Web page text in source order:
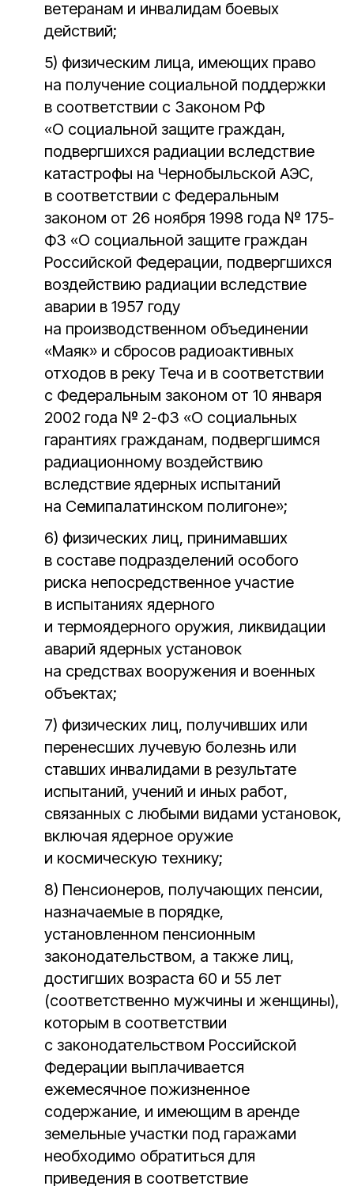
ветеранам и инвалидам боевых
действий;
5) физическим лица, имеющих право
на получение социальной поддержки
в соответствии с Законом РФ
«О социальной защите граждан,
подвергшихся радиации вследствие
катастрофы на Чернобыльской АЭС,
в соответствии с Федеральным
законом от 26 ноября 1998 года № 175-
ФЗ «О социальной защите граждан
Российской Федерации, подвергшихся
воздействию радиации вследствие
аварии в 1957 году
на производственном объединении
«Маяк» и сбросов радиоактивных
отходов в реку Теча и в соответствии
с Федеральным законом от 10 января
2002 года № 2-ФЗ «О социальных
гарантиях гражданам, подвергшимся
радиационному воздействию
вследствие ядерных испытаний
на Семипалатинском полигоне»;
6) физических лиц, принимавших
в составе подразделений особого
риска непосредственное участие
в испытаниях ядерного
и термоядерного оружия, ликвидации
аварий ядерных установок
на средствах вооружения и военных
объектах;
7) физических лиц, получивших или
перенесших лучевую болезнь или
ставших инвалидами в результате
испытаний, учений и иных работ,
связанных с любыми видами установок,
включая ядерное оружие
и космическую технику;
8) Пенсионеров, получающих пенсии,
назначаемые в порядке,
установленном пенсионным
законодательством, а также лиц,
достигших возраста 60 и 55 лет
(соответственно мужчины и женщины),
которым в соответствии
с законодательством Российской
Федерации выплачивается
ежемесячное пожизненное
содержание, и имеющим в аренде
земельные участки под гаражами
необходимо обратиться для
приведения в соответствие